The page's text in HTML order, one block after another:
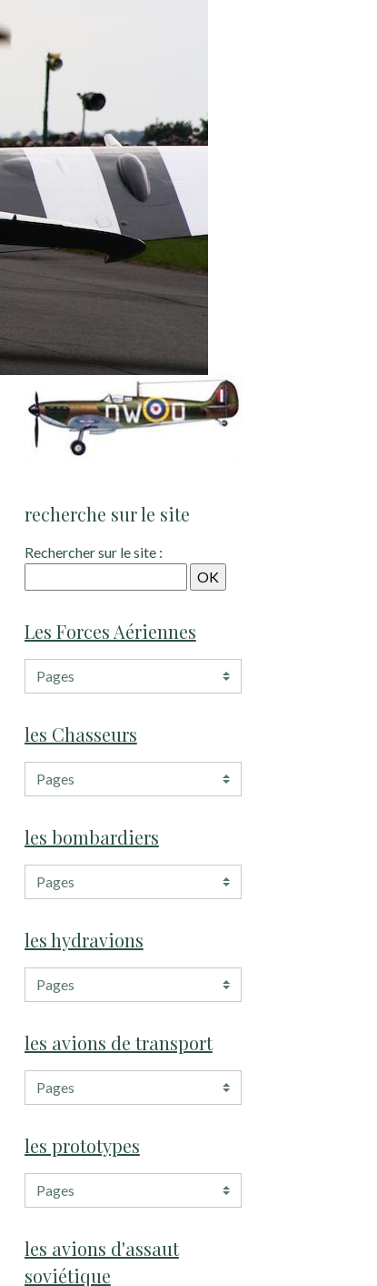
recherche sur le site
Rechercher sur le site :
Les Forces Aériennes
les Chasseurs
les bombardiers
les hydravions
les avions de transport
les prototypes
les avions d'assaut
soviétique